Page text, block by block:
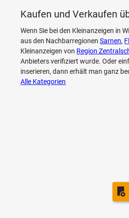
Kaufen und Verkaufen
Wenn Sie bei den Kleinanzeigen in
aus den NachbarregionenSarnen,
Kleinanzeigen von Region
Anbieters verifiziert wurde. Oder
inserieren, dann erhält man ganz
Alle Kategorien